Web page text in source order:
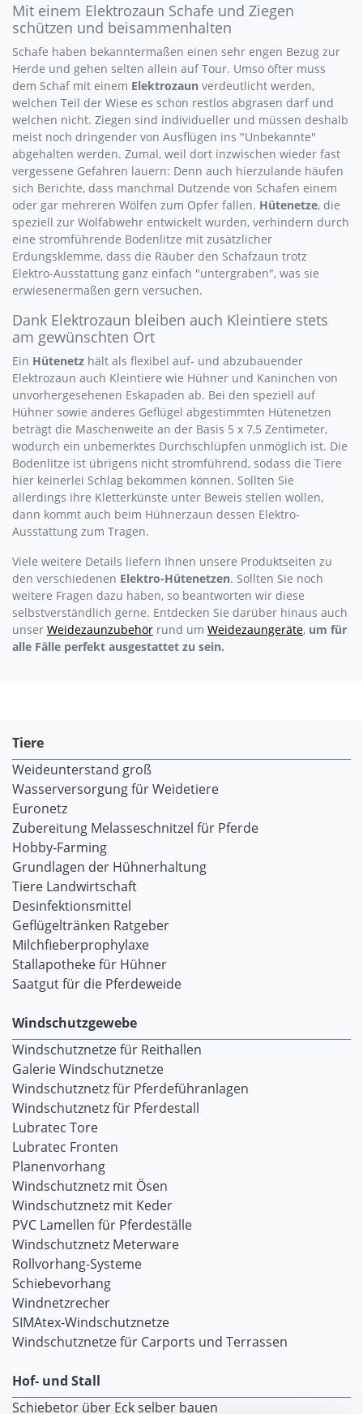
Mit einem Elektrozaun Schafe und Ziegen
schützen und beisammenhalten
Schafe haben bekanntermaßen einen sehr engen Bezug zur
Herde und gehen selten allein auf Tour. Umso öfter muss
dem Schaf mit einem Elektrozaun verdeutlicht werden,
welchen Teil der Wiese es schon restlos abgrasen darf und
welchen nicht. Ziegen sind individueller und müssen deshalb
meist noch dringender von Ausflügen ins "Unbekannte"
abgehalten werden. Zumal, weil dort inzwischen wieder fast
vergessene Gefahren lauern: Denn auch hierzulande häufen
sich Berichte, dass manchmal Dutzende von Schafen einem
oder gar mehreren Wölfen zum Opfer fallen. Hütenetze, die
speziell zur Wolfabwehr entwickelt wurden, verhindern durch
eine stromführende Bodenlitze mit zusätzlicher
Erdungsklemme, dass die Räuber den Schafzaun trotz
Elektro-Ausstattung ganz einfach "untergraben", was sie
erwiesenermaßen gern versuchen.
Dank Elektrozaun bleiben auch Kleintiere stets
am gewünschten Ort
Ein Hütenetz hält als flexibel auf- und abzubauender
Elektrozaun auch Kleintiere wie Hühner und Kaninchen von
unvorhergesehenen Eskapaden ab. Bei den speziell auf
Hühner sowie anderes Geflügel abgestimmten Hütenetzen
beträgt die Maschenweite an der Basis 5 x 7,5 Zentimeter,
wodurch ein unbemerktes Durchschlüpfen unmöglich ist. Die
Bodenlitze ist übrigens nicht stromführend, sodass die Tiere
hier keinerlei Schlag bekommen können. Sollten Sie
allerdings ihre Kletterkünste unter Beweis stellen wollen,
dann kommt auch beim Hühnerzaun dessen Elektro-
Ausstattung zum Tragen.
Viele weitere Details liefern Ihnen unsere Produktseiten zu
den verschiedenen Elektro-Hütenetzen. Sollten Sie noch
weitere Fragen dazu haben, so beantworten wir diese
selbstverständlich gerne. Entdecken Sie darüber hinaus auch
unser Weidezaunzubehör rund um Weidezaungeräte, um für
alle Fälle perfekt ausgestattet zu sein.
Tiere
Weideunterstand groß
Wasserversorgung für Weidetiere
Euronetz
Zubereitung Melasseschnitzel für Pferde
Hobby-Farming
Grundlagen der Hühnerhaltung
Tiere Landwirtschaft
Desinfektionsmittel
Geflügeltränken Ratgeber
Milchfieberprophylaxe
Stallapotheke für Hühner
Saatgut für die Pferdeweide
Windschutzgewebe
Windschutznetze für Reithallen
Galerie Windschutznetze
Windschutznetz für Pferdeführanlagen
Windschutznetz für Pferdestall
Lubratec Tore
Lubratec Fronten
Planenvorhang
Windschutznetz mit Ösen
Windschutznetz mit Keder
PVC Lamellen für Pferdeställe
Windschutznetz Meterware
Rollvorhang-Systeme
Schiebevorhang
Windnetzrecher
SIMAtex-Windschutznetze
Windschutznetze für Carports und Terrassen
Hof- und Stall
Schiebetor über Eck selber bauen